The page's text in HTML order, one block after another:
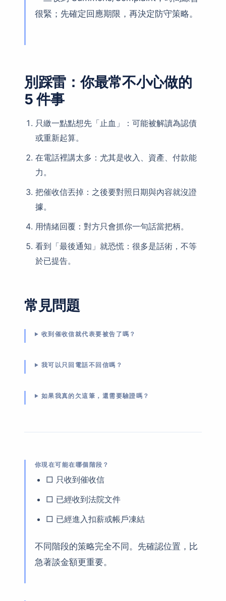
很緊；先確定回應期限，再決定防守策略。
別踩雷：你最常不小心做的
5 件事
只繳一點點想先「止血」：可能被解讀為認債
或重新起算。
在電話裡講太多：尤其是收入、資產、付款能
力。
把催收信丟掉：之後要對照日期與內容就沒證
據。
用情緒回覆：對方只會抓你一句話當把柄。
看到「最後通知」就恐慌：很多是話術，不等
於已提告。
常見問題
收到催收信就代表要被告了嗎？
我可以只回電話不回信嗎？
如果我真的欠這筆，還需要驗證嗎？
你現在可能在哪個階段？
□ 只收到催收信
□ 已經收到法院文件
□ 已經進入扣薪或帳戶凍結
不同階段的策略完全不同。先確認位置，比
急著談金額更重要。